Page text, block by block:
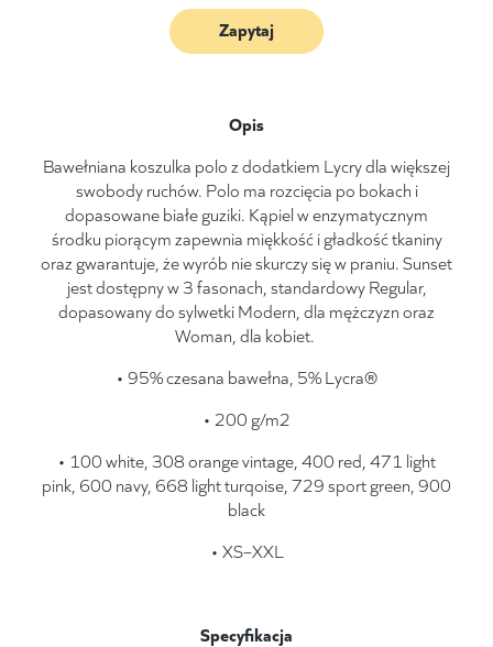
Zapytaj
Opis
Bawełniana koszulka polo z dodatkiem Lycry dla większej
swobody ruchów. Polo ma rozcięcia po bokach i
dopasowane białe guziki. Kąpiel w enzymatycznym
środku piorącym zapewnia miękkość i gładkość tkaniny
oraz gwarantuje, że wyrób nie skurczy się w praniu. Sunset
jest dostępny w 3 fasonach, standardowy Regular,
dopasowany do sylwetki Modern, dla mężczyzn oraz
Woman, dla kobiet.
• 95% czesana bawełna, 5% Lycra®
• 200 g/m2
• 100 white, 308 orange vintage, 400 red, 471 light
pink, 600 navy, 668 light turqoise, 729 sport green, 900
black
• XS–XXL
Specyfikacja